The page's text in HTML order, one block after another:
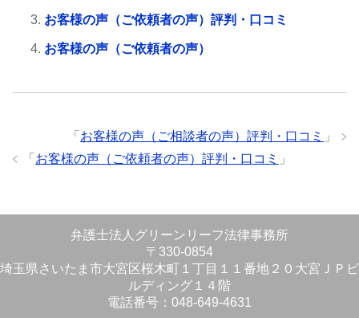
お客様の声（ご依頼者の声）評判・口コミ
お客様の声（ご依頼者の声）
「 お客様の声（ご相談者の声）評判・口コミ
」
「 お客様の声（ご依頼者の声）評判・口コミ 」
弁護士法人グリーンリーフ法律事務所
〒330-0854
埼玉県さいたま市大宮区桜木町１丁目１１番地２０大宮ＪＰビ
ルディング１４階
電話番号：048-649-4631